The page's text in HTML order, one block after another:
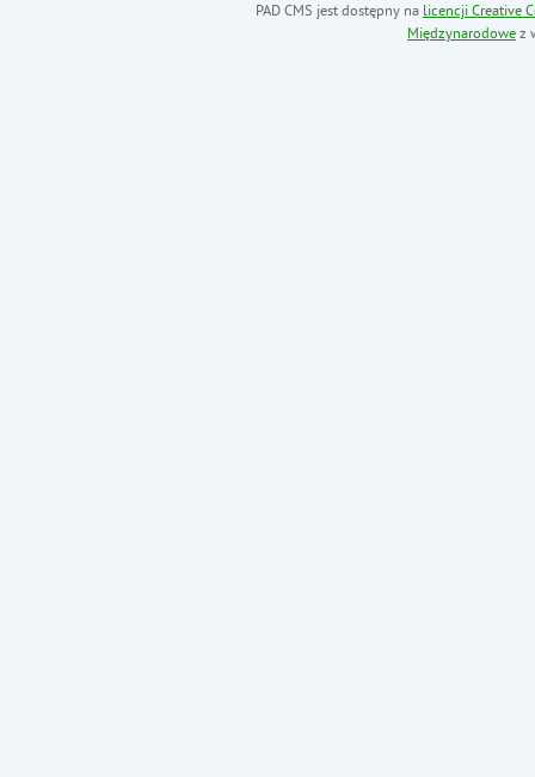
PAD CMS jest dostępny na licencji Creative
Międzynarodowe z